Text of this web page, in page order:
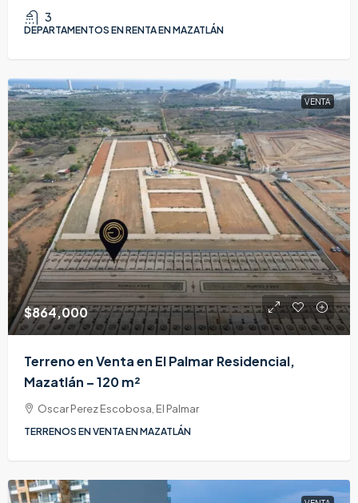
3
DEPARTAMENTOS EN RENTA EN MAZATLÁN
VENTA
$864,000
Terreno en Venta en El Palmar Residencial,
Mazatlán – 120 m²
Oscar Perez Escobosa, El Palmar
TERRENOS EN VENTA EN MAZATLÁN